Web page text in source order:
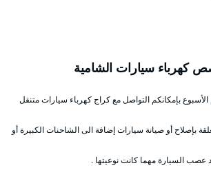
كهرباء سيارات الشامية
بإمكانكم التواصل مع كراج كهرباء سيارات متنقل
بإصلاح أو صيانة سيارات إضافة الى الشاحنات الكبيرة أو
عصب السيارة مهما كانت نوعيتها .